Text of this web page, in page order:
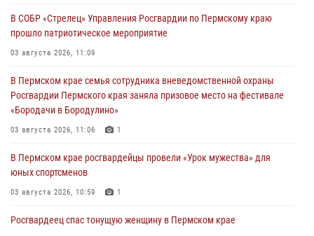
В СОБР «Стрелец» Управления Росгвардии по Пермскому краю
прошло патриотическое мероприятие
03 августа 2026, 11:09
В Пермском крае семья сотрудника вневедомственной охраны
Росгвардии Пермского края заняла призовое место на фестивале
«Бородачи в Бородулино»
03 августа 2026, 11:06 1
В Пермском крае росгвардейцы провели «Урок мужества» для
юных спортсменов
03 августа 2026, 10:59 1
Росгвардеец спас тонущую женщину в Пермском крае